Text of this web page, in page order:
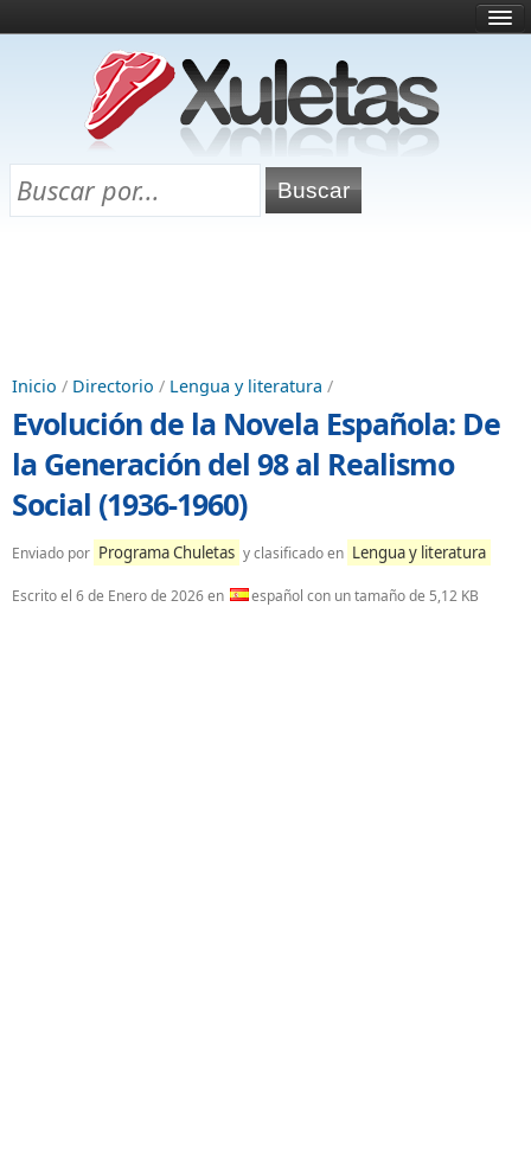
¿Qué es esto?
Directorio
Chuletas para exámenes
Inicio / Directorio / Lengua y literatura /
Evolución de la Novela Española: De
la Generación del 98 al Realismo
Social (1936-1960)
Enviado por Programa Chuletas y clasificado en Lengua y literatura
Escrito el 6 de Enero de 2026en español con un tamaño de 5,12 KB